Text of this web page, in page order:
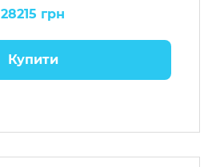
28215 грн
Купити